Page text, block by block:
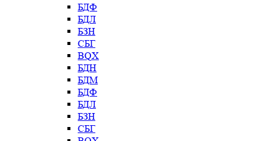
БДФ
БДЛ
БЗН
СБГ
BQX
БДН
БДМ
БДФ
БДЛ
БЗН
СБГ